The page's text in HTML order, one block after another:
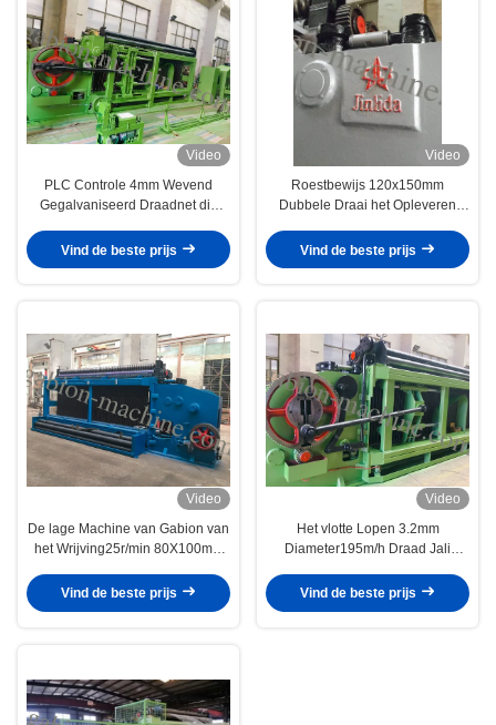
Video
PLC Controle 4mm Wevend
Gegalvaniseerd Draadnet die
Vind de beste prijs
Video
Roestbewijs 120x150mm
Dubbele Draai het Opleveren
Vind de beste prijs
Video
De lage Machine van Gabion van
het Wrijving25r/min 80X100mm
Vind de beste prijs
Video
Het vlotte Lopen 3.2mm
Diameter195m/h Draad Jali
Vind de beste prijs